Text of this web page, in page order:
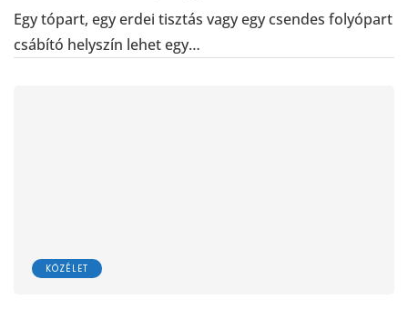
Egy tópart, egy erdei tisztás vagy egy csendes folyópart
csábító helyszín lehet egy…
KÖZÉLET